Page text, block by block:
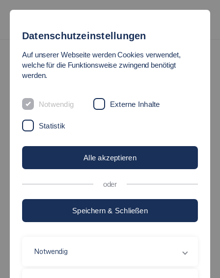
ZUKÜNFTIG MIT DEM
„ROBOTAXI“ VON A NACH
B FAHREN
07.10.2020Forschung - Hochschule - HochschuleInside -
Datenschutzeinstellungen
Auf unserer Webseite werden Cookies verwendet,
welche für die Funktionsweise zwingend benötigt
werden.
Notwendig Externe Inhalte
Statistik
Alle akzeptieren
oder
Speichern & Schließen
Notwendig